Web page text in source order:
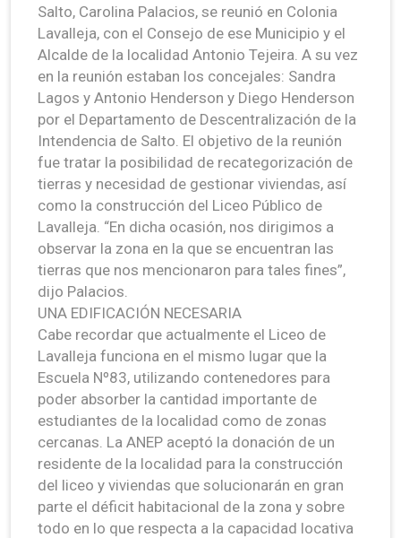
Salto, Carolina Palacios, se reunió en Colonia
Lavalleja, con el Consejo de ese Municipio y el
Alcalde de la localidad Antonio Tejeira. A su vez
en la reunión estaban los concejales: Sandra
Lagos y Antonio Henderson y Diego Henderson
por el Departamento de Descentralización de la
Intendencia de Salto. El objetivo de la reunión
fue tratar la posibilidad de recategorización de
tierras y necesidad de gestionar viviendas, así
como la construcción del Liceo Público de
Lavalleja. “En dicha ocasión, nos dirigimos a
observar la zona en la que se encuentran las
tierras que nos mencionaron para tales fines”,
dijo Palacios.
UNA EDIFICACIÓN NECESARIA
Cabe recordar que actualmente el Liceo de
Lavalleja funciona en el mismo lugar que la
Escuela Nº83, utilizando contenedores para
poder absorber la cantidad importante de
estudiantes de la localidad como de zonas
cercanas. La ANEP aceptó la donación de un
residente de la localidad para la construcción
del liceo y viviendas que solucionarán en gran
parte el déficit habitacional de la zona y sobre
todo en lo que respecta a la capacidad locativa